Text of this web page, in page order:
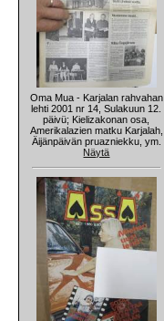
Oma Mua - Karjalan rahvahan
lehti 2001 nr 14, Sulakuun 12.
päivü; Kielizakonan osa,
Amerikalazien matku Karjalah,
Äijänpäivän pruazniekku, ym.
Näytä